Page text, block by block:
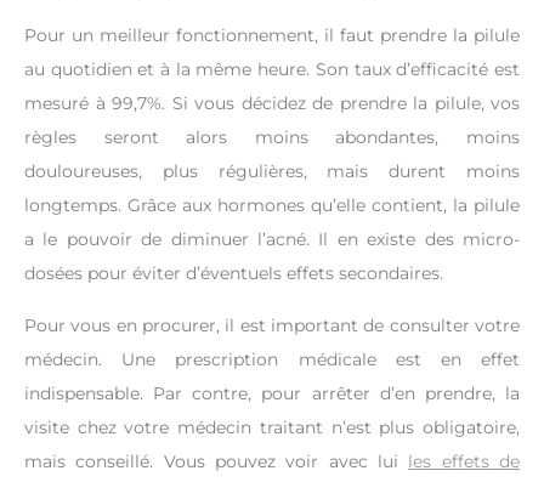
Pour un meilleur fonctionnement, il faut prendre la pilule
au quotidien et à la même heure. Son taux d’efficacité est
mesuré à 99,7%. Si vous décidez de prendre la pilule, vos
règles seront alors moins abondantes, moins
douloureuses, plus régulières, mais durent moins
longtemps. Grâce aux hormones qu’elle contient, la pilule
a le pouvoir de diminuer l’acné. Il en existe des micro-
dosées pour éviter d’éventuels effets secondaires.
Pour vous en procurer, il est important de consulter votre
médecin. Une prescription médicale est en effet
indispensable. Par contre, pour arrêter d’en prendre, la
visite chez votre médecin traitant n’est plus obligatoire,
mais conseillé. Vous pouvez voir avec lui les effets de